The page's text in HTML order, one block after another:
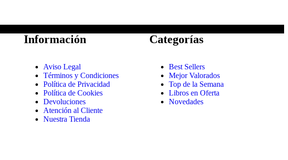
Información
Aviso Legal
Términos y Condiciones
Política de Privacidad
Política de Cookies
Devoluciones
Atención al Cliente
Nuestra Tienda
Categorías
Best Sellers
Mejor Valorados
Top de la Semana
Libros en Oferta
Novedades